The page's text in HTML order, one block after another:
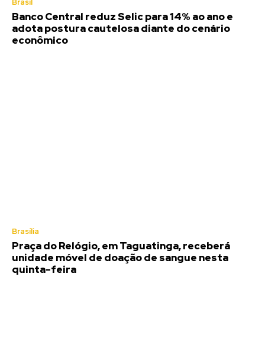
Banco Central reduz Selic para 14% ao ano e
adota postura cautelosa diante do cenário
econômico
Brasília
Praça do Relógio, em Taguatinga, receberá
unidade móvel de doação de sangue nesta
quinta-feira